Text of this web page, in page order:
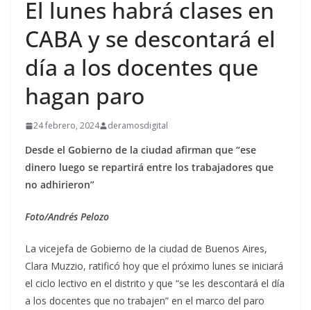
El lunes habrá clases en
CABA y se descontará el
día a los docentes que
hagan paro
24 febrero, 2024 deramosdigital
Desde el Gobierno de la ciudad afirman que “ese
dinero luego se repartirá entre los trabajadores que
no adhirieron”
Foto/Andrés Pelozo
La vicejefa de Gobierno de la ciudad de Buenos Aires,
Clara Muzzio, ratificó hoy que el próximo lunes se iniciará
el ciclo lectivo en el distrito y que “se les descontará el día
a los docentes que no trabajen” en el marco del paro